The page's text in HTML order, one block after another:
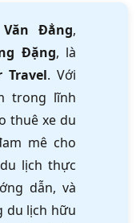
Đẳng,
Đặng, là
Travel. Với
trong lĩnh
thuê xe du
mê cho
lịch thực
dẫn, và
du lịch hữu